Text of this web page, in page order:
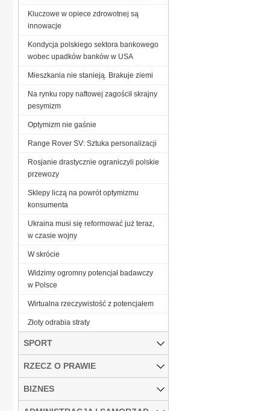
Kluczowe w opiece zdrowotnej są
innowacje
Kondycja polskiego sektora bankowego
wobec upadków banków w USA
Mieszkania nie stanieją. Brakuje ziemi
Na rynku ropy naftowej zagościł skrajny
pesymizm
Optymizm nie gaśnie
Range Rover SV: Sztuka personalizacji
Rosjanie drastycznie ograniczyli polskie
przewozy
Sklepy liczą na powrót optymizmu
konsumenta
Ukraina musi się reformować już teraz,
w czasie wojny
W skrócie
Widzimy ogromny potencjał badawczy
w Polsce
Wirtualna rzeczywistość z potencjałem
Złoty odrabia straty
SPORT
RZECZ O PRAWIE
BIZNES